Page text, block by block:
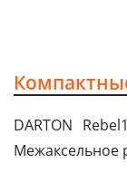
DARTON
Межаксельное